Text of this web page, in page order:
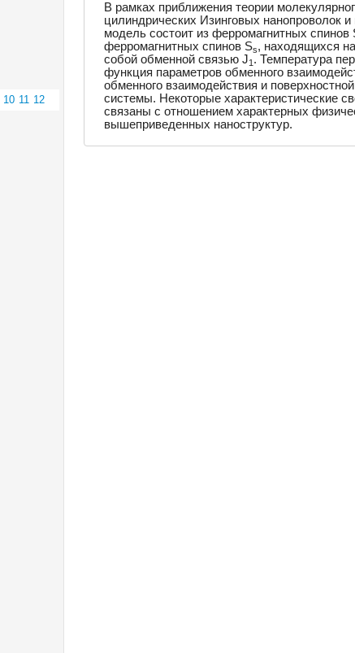
10 11 12
В рамках приближения теории
цилиндрических Изинговых нанопроволок
модель состоит из ферромагнитных спинов
ферромагнитных спинов Ss, находящихся
собой обменной связью J1 . Температура
функция параметров обменного
обменного взаимодействия и
системы. Некоторые характеристические
связаны с отношением характерных
вышеприведенных наноструктур.